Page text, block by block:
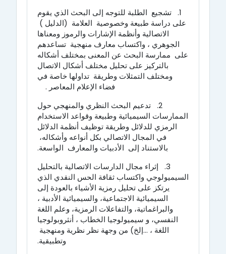
1.
تشجيع الطلبة للتوجه إلى البحث الذي يقوم
على دراسة طبيعة وخصوصية العلامة (الدليل )
الاتصالية وأنظمة الإشارات والرموز ومعناها
الجوهري ، واكتساب معارف منهجية تساعدهم
على ممارسة البحث عن المعنى بمختلف أشكاله
بالتركيز على تحليل مختلف أشكال الاتصال
ومختلف التمثلات وطريقة تداولها خاصة في
فضاء الإعلام المعاصر .
2.
تدعيم البحث النظري والمنهجي حول
الممارسات السيميائية وطبيعة وقواعد الاستخدام
الرمزي للدلائل وطريقة توظيف أنظمة الدلائل
في المجال الاتصالي بكل أنواعه وأشكاله،
بالاستناد إلى الأدبيات والمعارف الواسعة.
3.
إثراء مجال الدارسات الاتصالية بالتحليل
السيميولوجي واكتساب ثقافة الحس النقدي الذي
يرتكز على تحليل رمزية الأشياء بالعودة إلى
السيميائية الاجتماعية، والسيميائية الأدبية ،
والبراغماتية، والتفاعلات الرمزية، وعلم اللغة
النفسي، و سيميولوجيا الخطاب ، أنثروبولوجيا
اللغة ، ...إلخ) من وجهة نظر نظرية ومنهجية
وتطبيقية.